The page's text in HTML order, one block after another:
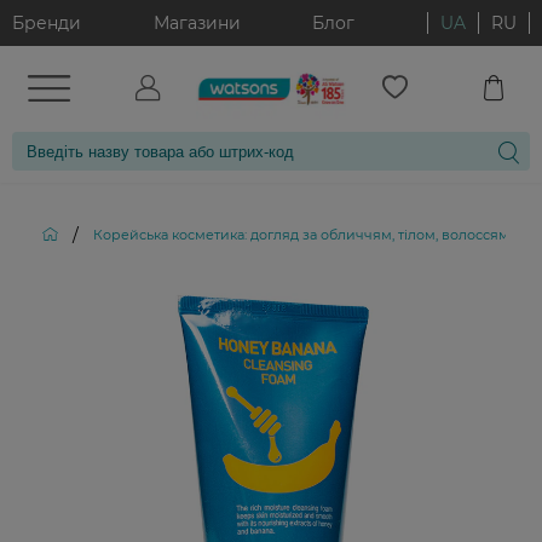
Бренди Магазини Блог UA RU
/ Корейська косметика: догляд за обличчям, тілом, волоссям і